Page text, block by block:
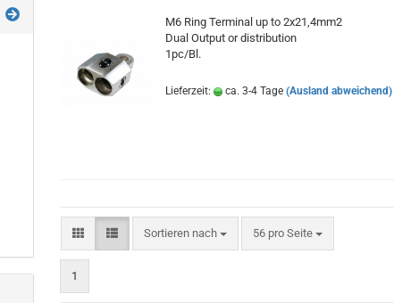
M6 Ring Terminal up to 2x21,4mm2
Dual Output or distribution
1pc/Bl.
Lieferzeit: ca. 3-4 Tage (Ausland abweichend)
Sortieren nach
Sortieren nach 56 pro Seite
pro Seite
1